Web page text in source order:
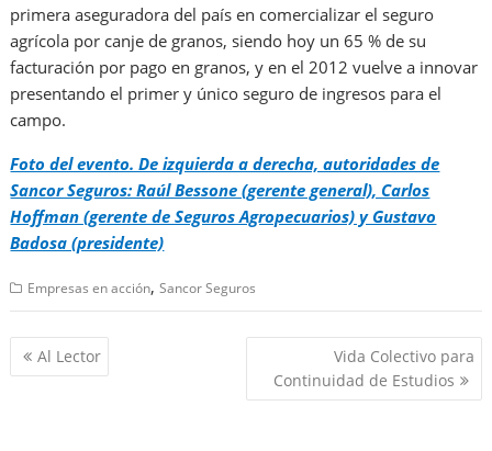
primera aseguradora del país en comercializar el seguro
agrícola por canje de granos, siendo hoy un 65 % de su
facturación por pago en granos, y en el 2012 vuelve a innovar
presentando el primer y único seguro de ingresos para el
campo.
Foto del evento. De izquierda a derecha, autoridades de
Sancor Seguros: Raúl Bessone (gerente general), Carlos
Hoffman (gerente de Seguros Agropecuarios) y Gustavo
Badosa (presidente)
Empresas en acción,Sancor Seguros
Navegación
de
Al Lector
Vida Colectivo para
Continuidad de Estudios